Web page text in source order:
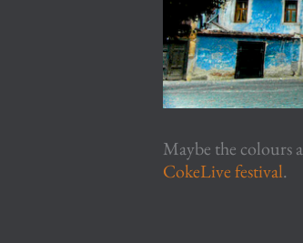
Maybe the colours
CokeLive festival.